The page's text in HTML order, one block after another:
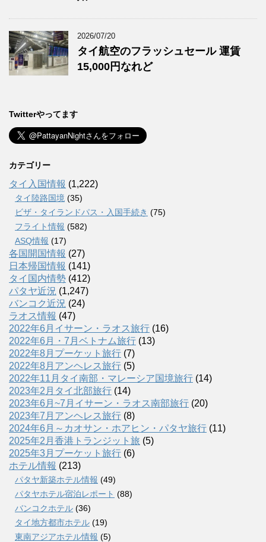
2026/07/20
タイ航空のフラッシュセール 運賃
15,000円なれど
Twitterやってます
カテゴリー
タイ入国情報 (1,222)
タイ陸路国境 (35)
ビザ・タイランドパス・入国手続き (75)
フライト情報 (582)
ASQ情報 (17)
各国開国情報 (27)
日本帰国情報 (141)
タイ国内情勢 (412)
パタヤ近況 (1,247)
バンコク近況 (24)
ラオス情報 (47)
2022年6月イサーン・ラオス旅行 (16)
2022年6月・7月ベトナム旅行 (13)
2022年8月プーケット旅行 (7)
2022年8月アンヘレス旅行 (5)
2022年11月タイ南部・マレーシア国境旅行 (14)
2023年2月タイ北部旅行 (14)
2023年6月~7月イサーン・ラオス南部旅行 (20)
2023年7月アンヘレス旅行 (8)
2024年6月～カオサン・ホアヒン・パタヤ旅行 (11)
2025年2月香港トランジット旅 (5)
2025年3月プーケット旅行 (6)
ホテル情報 (213)
パタヤ新築ホテル情報 (49)
パタヤホテル宿泊レポート (88)
バンコクホテル (36)
タイ地方都市ホテル (19)
東南アジアホテル情報 (5)